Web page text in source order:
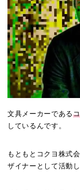
文具メーカーである
しているんです。
もともとコクヨ株式
ザイナーとして活動